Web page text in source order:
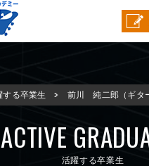
ジ ESPヒストリー
ース紹介
する卒業生 前川 純二郎（ギタ
ACTIVE
活躍する卒業生